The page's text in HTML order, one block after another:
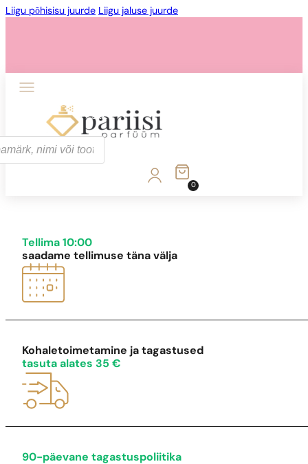
Liigu põhisisu juurde Liigu jaluse juurde
1 - 3 tk.
0
Tellima 10:00
saadame tellimuse täna välja
Kohaletoimetamine ja tagastused
tasuta alates 35 €
90-päevane tagastuspoliitika